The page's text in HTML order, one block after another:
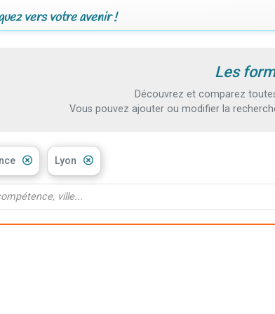
vers votre avenir !
Les
Découvrez et comparez
Vous pouvez ajouter ou modifier la
Lyon